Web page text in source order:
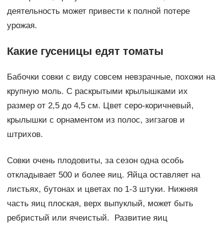
деятельность может привести к полной потере
урожая.
Какие гусеницы едят томаты
Бабочки совки с виду совсем невзрачные, похожи на
крупную моль. С раскрытыми крылышками их
размер от 2,5 до 4,5 см. Цвет серо-коричневый,
крылышки с орнаментом из полос, зигзагов и
штрихов.
Совки очень плодовиты, за сезон одна особь
откладывает 500 и более яиц. Яйца оставляет на
листьях, бутонах и цветах по 1-3 штуки. Нижняя
часть яиц плоская, верх выпуклый, может быть
ребристый или ячеистый. Развитие яиц